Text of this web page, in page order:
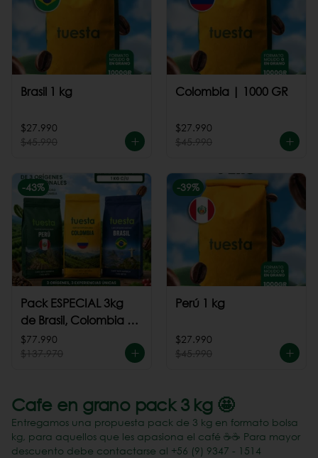
Brasil 1 kg
$27.990
$45.990
Colombia | 1000 GR
$27.990
$45.990
-43%
Pack ESPECIAL 3kg
de Brasil, Colombia +
Perú
$77.990
$137.970
-39%
Perú 1 kg
$27.990
$45.990
Cafe en grano pack 3 kg 🤩
Entregamos una propuesta pack de 3 kg en formato bolsa
kg, para aquellos que les apasiona el café ☕️☕️ Para mayor
descuento debe contactarse al +56 (9) 9347 - 1514